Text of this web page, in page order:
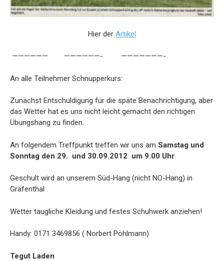
Hier der Artikel
—————— ——————- ———————-
An alle Teilnehmer Schnupperkurs:
Zunächst Entschuldigung für die späte Benachrichtigung, aber
das Wetter hat es uns nicht leicht gemacht den richtigen
Übungshang zu finden.
An folgendem Treffpunkt treffen wir uns am Samstag und
Sonntag den 29. und 30.09.2012 um 9.00 Uhr
Geschult wird an unserem Süd-Hang (nicht NO-Hang) in
Gräfenthal
Wetter taugliche Kleidung und festes Schuhwerk anziehen!
Handy: 0171 3469856 ( Norbert Pöhlmann)
Tegut Laden